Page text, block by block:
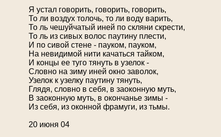
Я устал говорить, говорить, говорить,
То ли воздух толочь, то ли воду варить,
То ль чешуйчатый иней по скляни скрести,
То ль из сивых волос паутину плести,
И по сивой стене - пауком, пауком,
На невидимой нити качаться тайком,
И концы ее туго тянуть в узелок -
Словно на зиму иней окно заволок,
Узелок к узелку паутину тянуть,
Глядя, словно в себя, в заоконную муть,
В заоконную муть, в окончанье зимы -
Из себя, из оконной фрамуги, из тьмы.
20 июня 04